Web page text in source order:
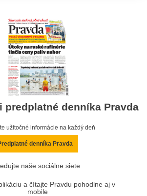
predplatné denníka Pravda
užitočné informácie na každý deň
denníka Pravda
naše sociálne siete
a čítajte Pravdu pohodlne aj v
mobile